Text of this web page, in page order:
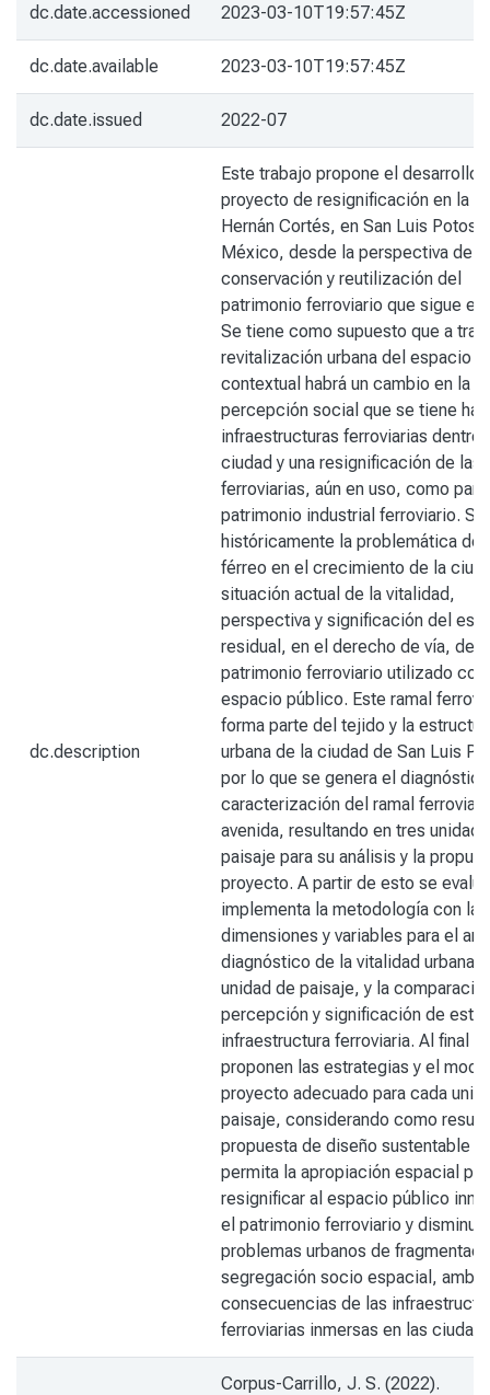
dc.date.accessioned 2023-03-10T19:57:45Z
dc.date.available 2023-03-10T19:57:45Z
dc.date.issued 2022-07
dc.description
Este trabajo propone el desarrollo
proyecto de resignificación en la
Hernán Cortés, en San Luis Potosí,
México, desde la perspectiva de la
conservación y reutilización del
patrimonio ferroviario que sigue en
Se tiene como supuesto que a
revitalización urbana del espacio
contextual habrá un cambio en la
percepción social que se tiene
infraestructuras ferroviarias dentro
ciudad y una resignificación de las
ferroviarias, aún en uso, como
patrimonio industrial ferroviario. Se
históricamente la problemática del
férreo en el crecimiento de la
situación actual de la vitalidad,
perspectiva y significación del
residual, en el derecho de vía, del
patrimonio ferroviario utilizado
espacio público. Este ramal
forma parte del tejido y la
urbana de la ciudad de San Luis
por lo que se genera el
caracterización del ramal
avenida, resultando en tres
paisaje para su análisis y la
proyecto. A partir de esto se
implementa la metodología con las
dimensiones y variables para el
diagnóstico de la vitalidad urbana,
unidad de paisaje, y la
percepción y significación de
infraestructura ferroviaria. Al final
proponen las estrategias y el
proyecto adecuado para cada
paisaje, considerando como
propuesta de diseño sustentable
permita la apropiación espacial
resignificar al espacio público
el patrimonio ferroviario y
problemas urbanos de
segregación socio espacial,
consecuencias de las
ferroviarias inmersas en las
Corpus-Carrillo, J. S. (2022).